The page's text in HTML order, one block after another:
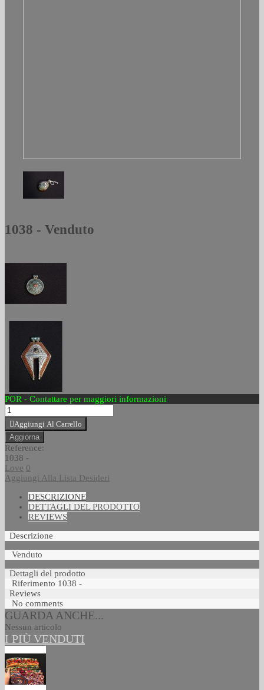
1038 - Venduto
POR - Contattare per maggiori informazioni
Aggiungi Al Carrello
Reference:
1038 -
Love 0
Aggiungi Alla Lista Desideri
DESCRIZIONE
DETTAGLI DEL PRODOTTO
REVIEWS
Descrizione
Venduto
Dettagli del prodotto
Riferimento 1038 -
Reviews
No comments
GUARDA ANCHE...
Nessun articolo
I PIÙ VENDUTI